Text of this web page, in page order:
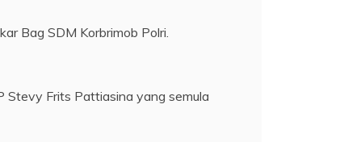
Bag SDM Korbrimob Polri.
Stevy Frits Pattiasina yang semula